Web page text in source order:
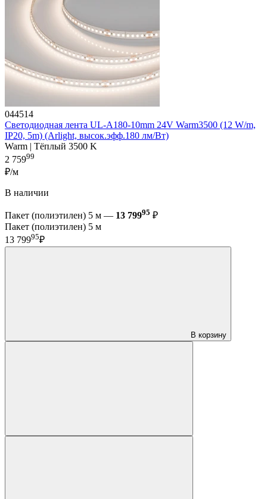
044514
Светодиодная лента UL-A180-10mm 24V Warm3500 (12 W/m,
IP20, 5m) (Arlight, высок.эфф.180 лм/Вт)
Warm | Тёплый 3500 K
2 75999
₽/м
В наличии
Пакет (полиэтилен) 5 м — 13 79995 ₽
Пакет (полиэтилен) 5 м
13 79995₽
В корзину